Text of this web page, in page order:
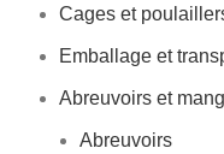
Cages et
Emballage et
Abreuvoirs et
Abreuvoirs